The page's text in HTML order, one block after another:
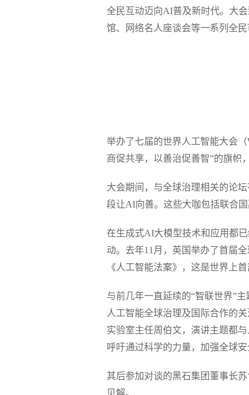
全民互动迈向AI普及新时代。大
馆、网络名人座谈会等一系列全
举办了七届的世界人工智能大会
商促共享，以善治促善智”的旗帜
大会期间，与全球治理相关的论
段让AI向善。这些大咖包括联合
在生成式AI大模型技术和应用都
动。去年11月，英国举办了首届
《人工智能法案》，这是世界上
与前几年一直延续的“智联世界”
人工智能全球治理及国际合作的
实验室主任周伯文，演讲主题都
呼吁通过科学的力量，加强全球
其后参加对谈的黑石集团董事长
见解。